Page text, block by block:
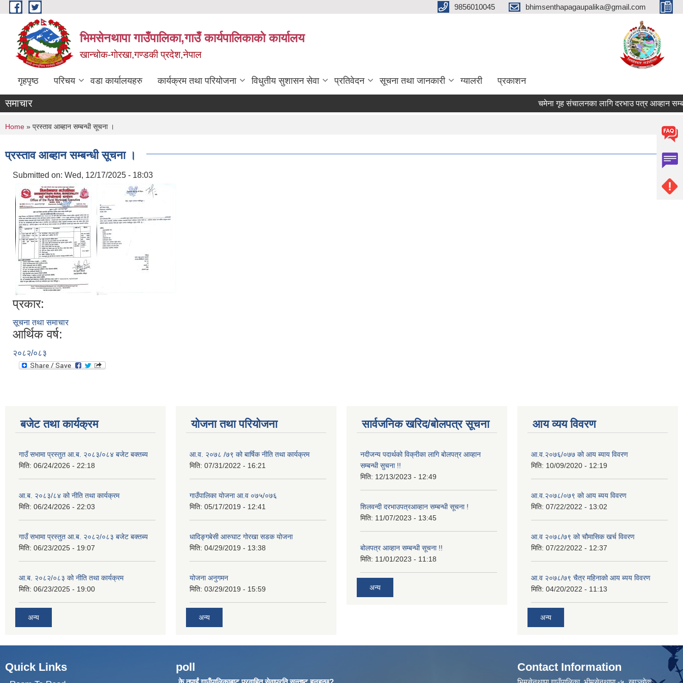
Skip to main content 9856010045 bhimsenthapagaupalika@gmail.com
भिमसेनथापा गाउँपालिका,गाउँ कार्यपालिकाकाे कार्यालय
खान्चोक-गाेरखा,गण्डकी प्रदेश,नेपाल
गृहपृष्ठ परिचय वडा कार्यालयहरु कार्यक्रम तथा परियोजना विधुतीय सुशासन सेवा प्रतिवेदन सूचना तथा जानकारी ग्यालरी प्रकाशन
समाचार चमेना गृह संचालनका लागि दरभाउ पत्र आव्हान
You are here
Home » प्रस्ताव आब्हान सम्बन्धी सूचना ।
प्रस्ताव आब्हान सम्बन्धी सूचना ।
Submitted on: Wed, 12/17/2025 - 18:03
प्रकार:
सूचना तथा समाचार
आर्थिक वर्ष:
२०८२/०८३
बजेट तथा कार्यक्रम
गाउँ सभामा प्रस्तुत आ.ब. २०८३/०८४ बजेट बक्तब्य
मिति: 06/24/2026 - 22:18
आ.ब. २०८३/८४ को नीति तथा कार्यक्रम
मिति: 06/24/2026 - 22:03
गाउँ सभामा प्रस्तुत आ.ब. २०८२/०८३ बजेट बक्तब्य
मिति: 06/23/2025 - 19:07
आ.ब. २०८२/०८३ को नीति तथा कार्यक्रम
मिति: 06/23/2025 - 19:00
अन्य
योजना तथा परियोजना
आ.व. २०७८ /७९ को बार्षिक नीति तथा कार्यक्रम
मिति: 07/31/2022 - 16:21
गाउँपालिका योजना आ.व ०७५/०७६
मिति: 05/17/2019 - 12:41
धादिङ्गबेसी आरुघाट गोरखा सडक योजना
मिति: 04/29/2019 - 13:38
योजना अनुगमन
मिति: 03/29/2019 - 15:59
अन्य
सार्वजनिक खरिद/बोलपत्र सूचना
नदीजन्य पदार्थको विक्रीका लागि बोलपत्र आव्हान
सम्बन्धी सुचना !!
मिति: 12/13/2023 - 12:49
शिलवन्दी दरभाउपत्रआव्हान सम्बन्धी सूचना !
मिति: 11/07/2023 - 13:45
बोलपत्र आव्हान सम्बन्धी सूचना !!
मिति: 11/01/2023 - 11:18
अन्य
आय व्यय विवरण
आ.व.२०७६/०७७ को आय ब्याय विवरण
मिति: 10/09/2020 - 12:19
आ.व.२०७८/०७९ को आय ब्यय विवरण
मिति: 07/22/2022 - 13:02
आ.व २०७८/७९ को चौमासिक खर्च विवरण
मिति: 07/22/2022 - 12:37
आ.व २०७८/७९ चैत्र महिनाको आय ब्यय विवरण
मिति: 04/20/2022 - 11:13
अन्य
Quick Links poll Contact Information